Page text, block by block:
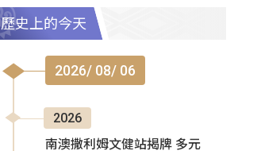
歷史上的今天
2026/ 08/ 06
2026
南澳撒利姆文健站揭牌 多元